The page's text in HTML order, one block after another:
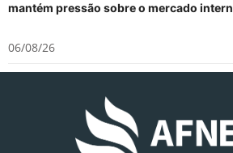
mantém pressão sobre o mercado
06/08/26